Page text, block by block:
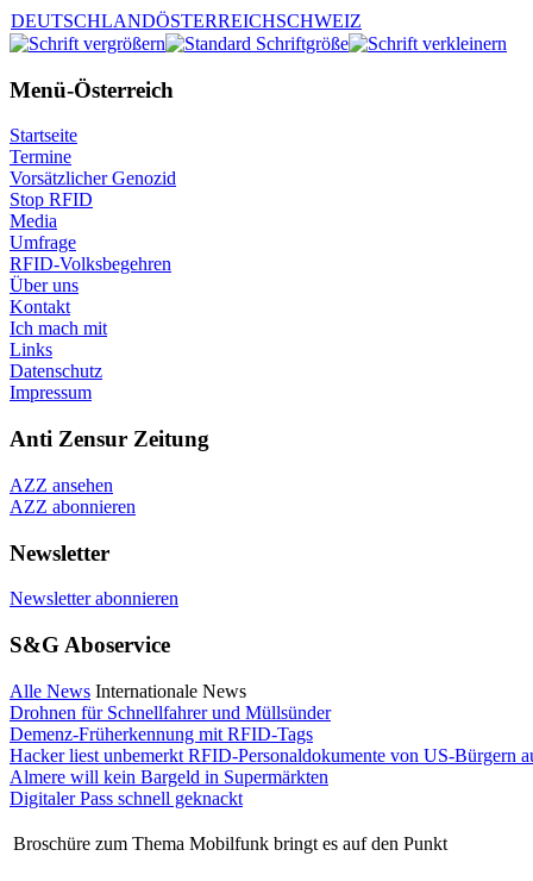
DEUTSCHLANDÖSTERREICHSCHWEIZ
Menü-Österreich
Startseite
Termine
Vorsätzlicher Genozid
Stop RFID
Media
Umfrage
RFID-Volksbegehren
Über uns
Kontakt
Ich mach mit
Links
Datenschutz
Impressum
Anti Zensur Zeitung
AZZ ansehen
AZZ abonnieren
Newsletter
Newsletter abonnieren
S&G Aboservice
Alle News Internationale News
Drohnen für Schnellfahrer und Müllsünder
Demenz-Früherkennung mit RFID-Tags
Hacker liest unbemerkt RFID-Personaldokumente von US-Bürgern
Almere will kein Bargeld in Supermärkten
Digitaler Pass schnell geknackt
Broschüre zum Thema Mobilfunk bringt es auf den Punkt